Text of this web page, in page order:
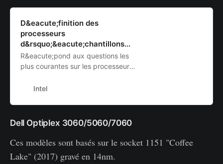
D&eacute;finition des
processeurs
d&rsquo;&eacute;chantillons...
R&eacute;pond aux questions les
plus courantes sur les processeurs
d&rsquo;ing&eacute;nierie Intel.
publication.
Intel
Dell Optiplex 3060/5060/7060
Ces modèles sont basés sur le socket 1151 "Coffee
Lake" (2017) gravé en 14nm.